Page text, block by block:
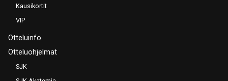
Kausikortit
VIP
Otteluinfo
Otteluohjelmat
SJK